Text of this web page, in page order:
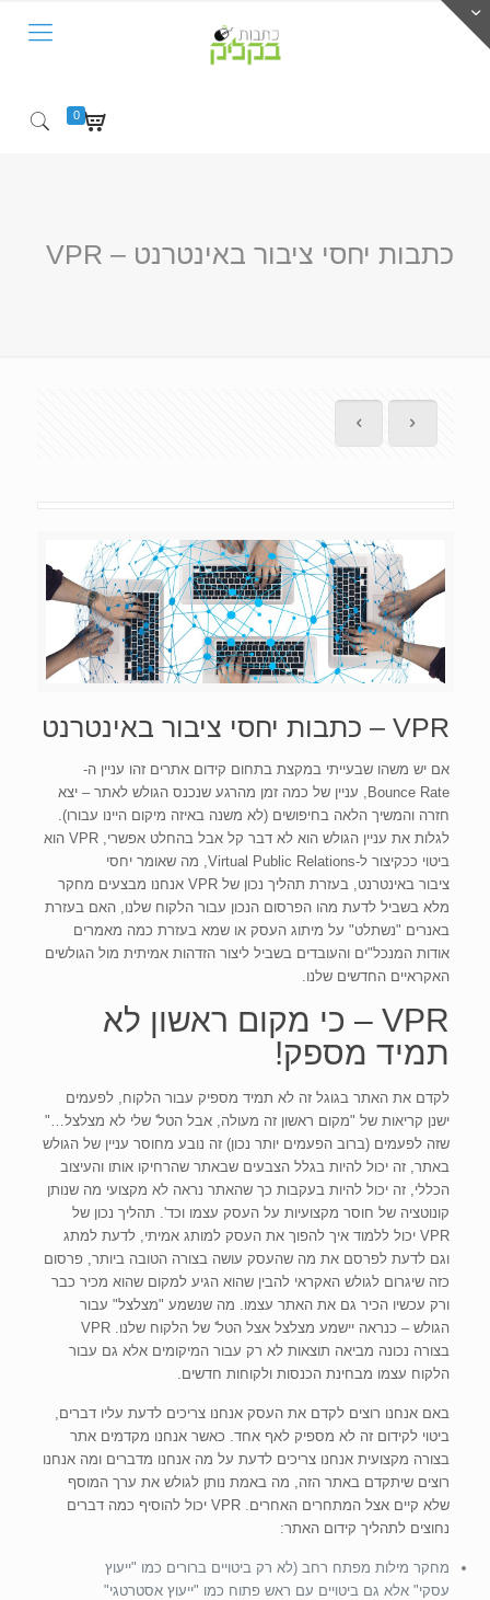
0
כתבות יחסי ציבור באינטרנט – VPR
VPR – כתבות יחסי ציבור באינטרנט
אם יש משהו שבעייתי במקצת בתחום קידום אתרים זהו עניין ה-
Bounce Rate, עניין של כמה זמן מהרגע שנכנס הגולש לאתר – יצא
חזרה והמשיך הלאה בחיפושים (לא משנה באיזה מיקום היינו עבורו).
לגלות את עניין הגולש הוא לא דבר קל אבל בהחלט אפשרי, VPR הוא
ביטוי ככקיצור ל-Virtual Public Relations, מה שאומר יחסי
ציבור באינטרנט, בעזרת תהליך נכון של VPR אנחנו מבצעים מחקר
מלא בשביל לדעת מהו הפרסום הנכון עבור הלקוח שלנו, האם בעזרת
באנרים "נשתלט" על מיתוג העסק או שמא בעזרת כמה מאמרים
אודות המנכל"ים והעובדים בשביל ליצור הזדהות אמיתית מול הגולשים
האקראיים החדשים שלנו.
VPR – כי מקום ראשון לא
תמיד מספק!
לקדם את האתר בגוגל זה לא תמיד מספיק עבור הלקוח, לפעמים
ישנן קריאות של "מקום ראשון זה מעולה, אבל הטל' שלי לא מצלצל…"
שזה לפעמים (ברוב הפעמים יותר נכון) זה נובע מחוסר עניין של הגולש
באתר, זה יכול להיות בגלל הצבעים שבאתר שהרחיקו אותו והעיצוב
הכללי, זה יכול להיות בעקבות כך שהאתר נראה לא מקצועי מה שנותן
קונוטציה של חוסר מקצועיות על העסק עצמו וכד'. תהליך נכון של
VPR יכול ללמוד איך להפוך את העסק למותג אמיתי, לדעת למתג
וגם לדעת לפרסם את מה שהעסק עושה בצורה הטובה ביותר, פרסום
כזה שיגרום לגולש האקראי להבין שהוא הגיע למקום שהוא מכיר כבר
ורק עכשיו הכיר גם את האתר עצמו. מה שנשמע "מצלצל" עבור
הגולש – כנראה יישמע מצלצל אצל הטל' של הלקוח שלנו. VPR
בצורה נכונה מביאה תוצאות לא רק עבור המיקומים אלא גם עבור
הלקוח עצמו מבחינת הכנסות ולקוחות חדשים.
באם אנחנו רוצים לקדם את העסק אנחנו צריכים לדעת עליו דברים,
ביטוי לקידום זה לא מספיק לאף אחד. כאשר אנחנו מקדמים אתר
בצורה מקצועית אנחנו צריכים לדעת על מה אנחנו מדברים ומה אנחנו
רוצים שיתקדם באתר הזה, מה באמת נותן לגולש את ערך המוסף
שלא קיים אצל המתחרים האחרים. VPR יכול להוסיף כמה דברים
נחוצים לתהליך קידום האתר:
מחקר מילות מפתח רחב (לא רק ביטויים ברורים כמו "ייעוץ
עסקי" אלא גם ביטויים עם ראש פתוח כמו "ייעוץ אסטרטגי"